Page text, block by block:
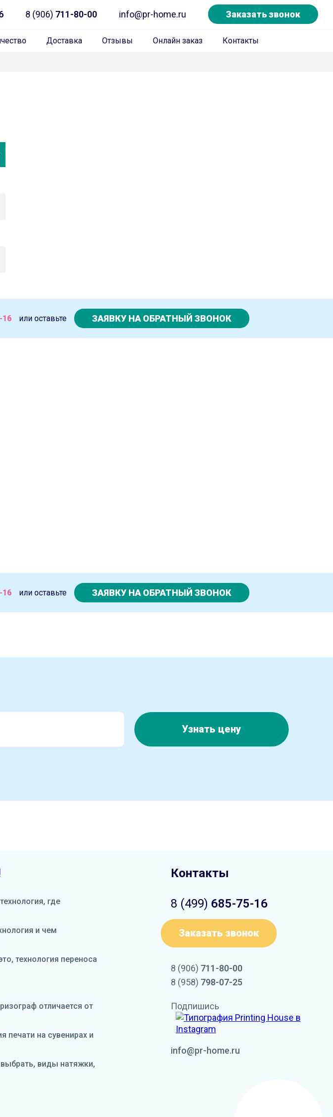
8 (906) 711-80-00 info@pr-home.ru Заказать звонок
Доставка Отзывы Онлайн заказ Контакты
16 или оставьте ЗАЯВКУ НА ОБРАТНЫЙ ЗВОНОК
16 или оставьте ЗАЯВКУ НА ОБРАТНЫЙ ЗВОНОК
Узнать цену
где
и чем
технология переноса
отличается от
печати на сувенирах и
виды натяжки,
Контакты
8 (499) 685-75-16
Заказать звонок
8 (906) 711-80-00
8 (958) 798-07-25
Подпишись
info@pr-home.ru